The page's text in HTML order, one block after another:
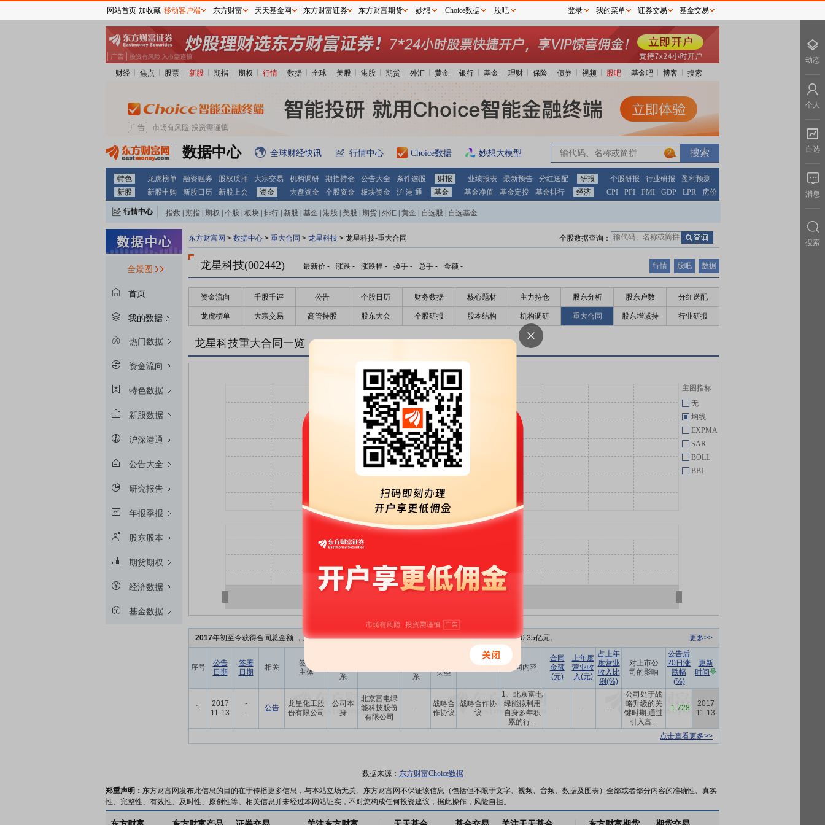
财经 焦点 股票 新股 期指 期权 行情 数据 全球 美股 港股 期货 外汇 黄金 银行 基金 理财 保险 债券 视频 股吧 基金吧 博客 搜索
数据中心 全球财经快讯 行情中心 Choice数据 妙想大模型 2
特色 龙虎榜单 融资融券 股权质押 大宗交易 机构调研 期指持仓 公告大全 条件选股 财报 业绩报表 最新预告 分红送配 研报 个股研报 行业研报
盈利预测
新股
新股申购 新股日历 新股上会 资金 大盘资金 个股资金 板块资金 沪 港 通 基金 基金净值 基金定投 基金排行 经济 CPI PPI PMI GDP LPR 房价
行情中心 指数 期指 期权 个股 板块 排行 新股 基金 港股 美股 期货 外汇 黄金 自选股 自选基金
全景图
首页
我的数据
热门数据
资金流向
特色数据
新股数据
沪深港通
公告大全
研究报告
年报季报
股东股本
期货期权
经济数据
基金数据
东方财富网 > 数据中心 > 重大合同 > 龙星科技 > 龙星科技-重大合同 个股数据查询：
龙星科技(002442) 最新价 - 涨跌 - 涨跌幅 - 换手 - 总手 - 金额 - 行情 股吧 数据
资金流向 千股千评 公告 个股日历 财务数据 核心题材 主力持仓 股东分析 股东户数 分红送配
龙虎榜单 大宗交易 高管持股 股东大会 个股研报 股本结构 机构调研 重大合同 股东增减持 行业研报
龙星科技重大合同一览
主图指标
无
均线
EXPMA
SAR
BOLL
BBI
2017年初至今获得合同总金额-，上年度营业收入为18.43亿元，占比为-，最新一季度报的营业收入10.35亿元。 更多>>
序号
公告
日期
签署
日期
相关
签署
主体
系
系
类型
合同名称 合同内容
合同
金额
(元)
上年度
营业收
入(元)
占上年
度营业
收入比
例(%)
对上市公
司的影响
公告后
20日涨
跌幅
(%)
更新
时间
1
2017
11-13
-
-
公告
龙星化工股
份有限公司
公司本
身
北京富电绿
能科技股份
有限公司
-
战略合
作协议
战略合作协
议
1、北京富电
绿能拟利用
自身多年积
累的行...
- - -
公司处于战
略升级的关
键时期,通过
引入富...
-1.728
2017
11-13
点击查看更多>>
数据来源： 东方财富Choice数据
郑重声明： 东方财富网发布此信息的目的在于传播更多信息，与本站立场无关。东方财富网不保证该信息（包括但不限于文字、视频、音频、数据及图表）全部或者部分内容的准确性、真实
性、完整性、有效性、及时性、原创性等。相关信息并未经过本网站证实，不对您构成任何投资建议，据此操作，风险自担。
网站首页 加收藏 移动客户端 东方财富 天天基金网 东方财富证券 东方财富期货 妙想 Choice数据 股吧 登录 我的菜单 证券交易 基金交易
动态
个人
自选
消息
搜索